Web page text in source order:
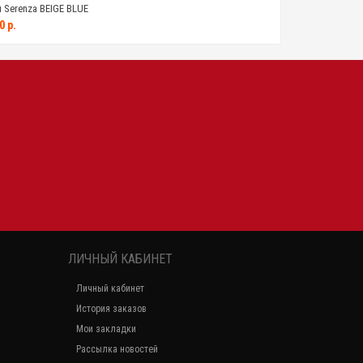
BEIGE BLUE
р.
ЛИЧНЫЙ КАБИНЕТ
Личный кабинет
История заказов
Мои закладки
Рассылка новостей